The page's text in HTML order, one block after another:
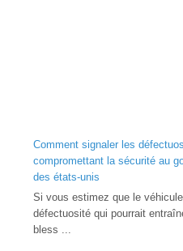
Comment signaler les
compromettant la sécurité au
des états-unis
Si vous estimez que le
défectuosité qui pourrait
bless ...